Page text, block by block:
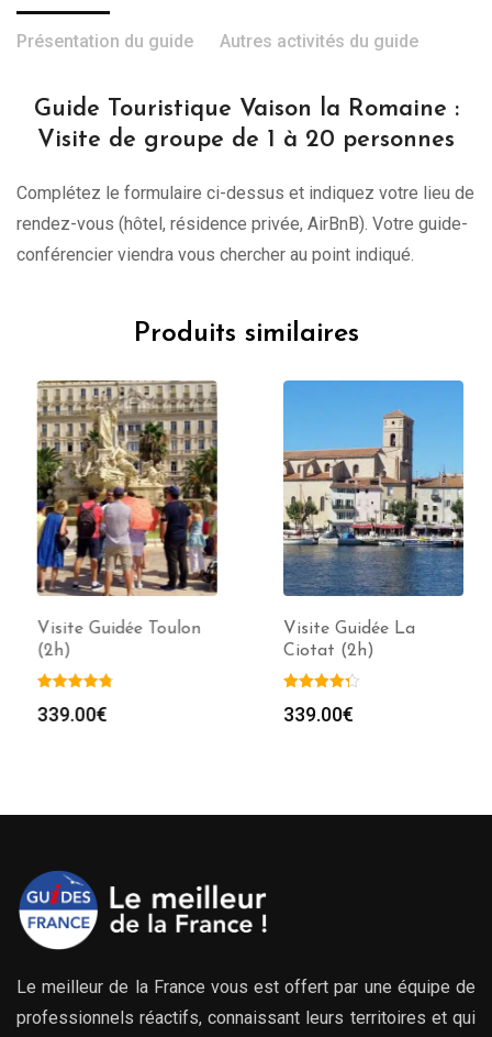
Présentation du guide Autres activités du guide
Guide Touristique Vaison la Romaine :
Visite de groupe de 1 à 20 personnes
Complétez le formulaire ci-dessus et indiquez votre lieu de
rendez-vous (hôtel, résidence privée, AirBnB). Votre guide-
conférencier viendra vous chercher au point indiqué.
Produits similaires
Visite Guidée Toulon
(2h)
339.00€
Visite Guidée La
Ciotat (2h)
339.00€
Le meilleur de la France vous est offert par une équipe de
professionnels réactifs, connaissant leurs territoires et qui